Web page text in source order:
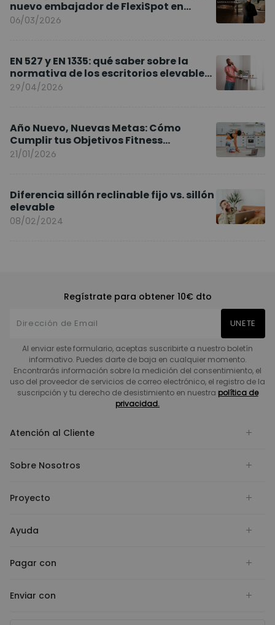
nuevo embajador de FlexiSpot en
Europa
06/03/2026
EN 527 y EN 1335: qué saber sobre la
normativa de los escritorios elevables
y sillas ergonómicas
29/04/2026
Año Nuevo, Nuevas Metas: Cómo
Cumplir tus Objetivos Fitness
Entrenando en Casa
21/01/2026
Diferencia sillón reclinable fijo vs. sillón
elevable
08/02/2024
Regístrate para obtener 10€ dto
UNETE
Al enviar este formulario, aceptas suscribirte a nuestro boletín
informativo. Puedes darte de baja en cualquier momento.
Encontrarás información sobre la medición del consentimiento, el
uso del proveedor de servicios de correo electrónico, el registro de la
suscripción y tu derecho de desistimiento en nuestra política de
privacidad.
Atención al Cliente
Sobre Nosotros
Proyecto
Ayuda
Pagar con
Enviar con